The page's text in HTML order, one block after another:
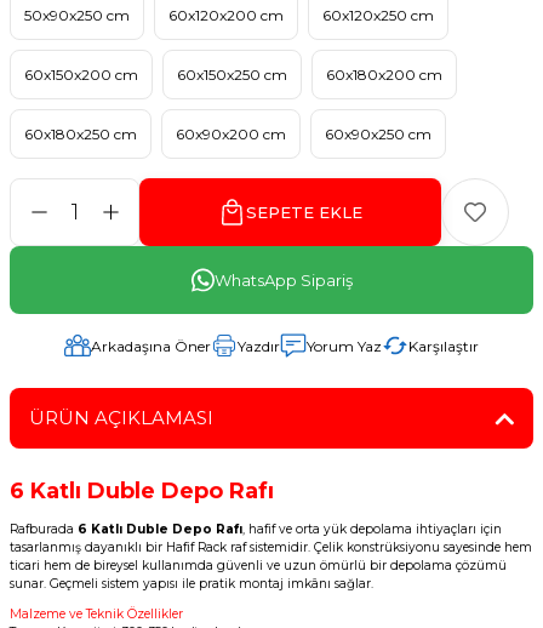
50x90x250 cm 60x120x200 cm 60x120x250 cm
60x150x200 cm 60x150x250 cm 60x180x200 cm
60x180x250 cm 60x90x200 cm 60x90x250 cm
SEPETE EKLE
WhatsApp Sipariş
Arkadaşına Öner Yazdır Yorum Yaz Karşılaştır
ÜRÜN AÇIKLAMASI
6 Katlı Duble Depo Rafı
Rafburada 6 Katlı Duble Depo Rafı, hafif ve orta yük depolama ihtiyaçları için
tasarlanmış dayanıklı bir Hafif Rack raf sistemidir. Çelik konstrüksiyonu sayesinde hem
ticari hem de bireysel kullanımda güvenli ve uzun ömürlü bir depolama çözümü
sunar. Geçmeli sistem yapısı ile pratik montaj imkânı sağlar.
Malzeme ve Teknik Özellikler